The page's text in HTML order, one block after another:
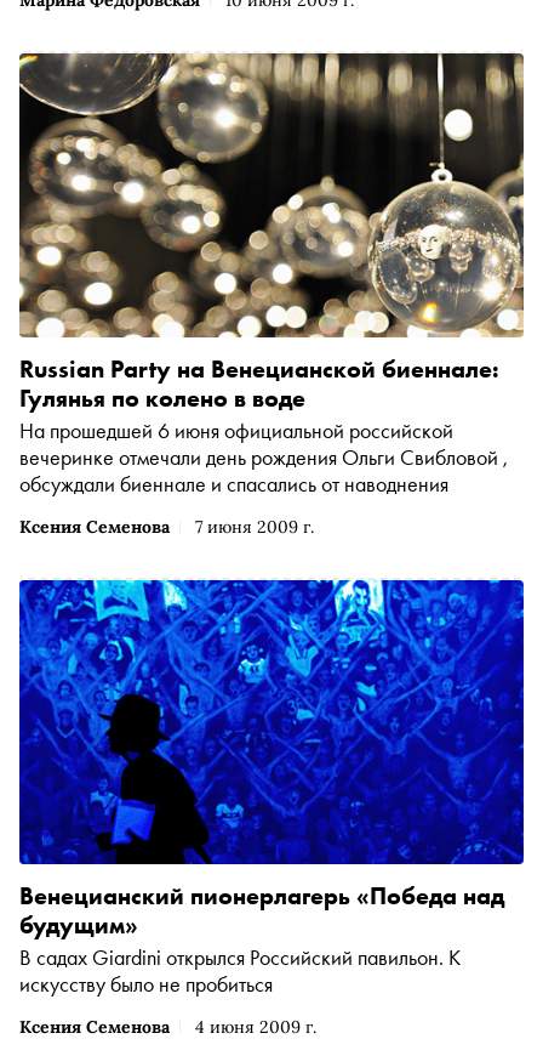
Ксения Семенова 7 июня 2009 г.
Russian Party на Венецианской биеннале:
Гулянья по колено в воде
На прошедшей 6 июня официальной российской
вечеринке отмечали день рождения Ольги Свибловой ,
обсуждали биеннале и спасались от наводнения
Ксения Семенова 4 июня 2009 г.
Венецианский пионерлагерь «Победа над
будущим»
В садах Giardini открылся Российский павильон. К
искусству было не пробиться